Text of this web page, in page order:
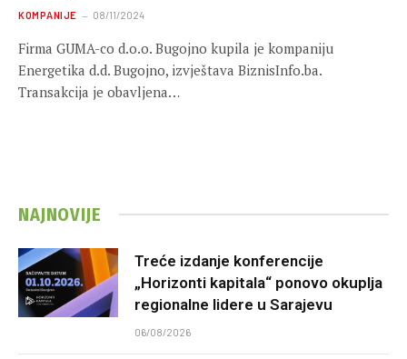
KOMPANIJE 08/11/2024
Firma GUMA-co d.o.o. Bugojno kupila je kompaniju
Energetika d.d. Bugojno, izvještava BiznisInfo.ba.
Transakcija je obavljena…
NAJNOVIJE
Treće izdanje konferencije
„Horizonti kapitala“ ponovo okuplja
regionalne lidere u Sarajevu
06/08/2026